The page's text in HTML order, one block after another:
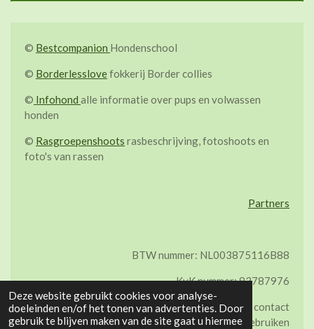
Deze website gebruikt cookies voor analyse-
doeleinden en/of het tonen van advertenties. Door
gebruik te blijven maken van de site gaat u hiermee
© Bestcompanion Hondenschool
© Borderlesslovefokkerij Border collies
© Infohond alle informatie over pups en volwassen
honden
© Rasgroepenshoots rasbeschrijving, fotoshoots en
foto's van rassen
Partners
BTW nummer: NL003875116B88
KvK nummer: 83787976
©Op alle foto's van de site zit copyright. Neem contact
op als je een foto wil gebruiken